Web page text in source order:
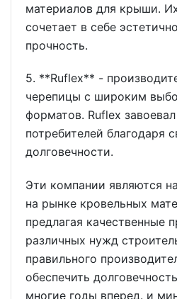
материалов для крыши.
сочетает в себе
прочность.
5. **Ruflex** -
черепицы с широким
форматов. Ruflex
потребителей благодаря
долговечности.
Эти компании являются
на рынке кровельных
предлагая качественные
различных нужд
правильного
обеспечить
многие годы вперед. и